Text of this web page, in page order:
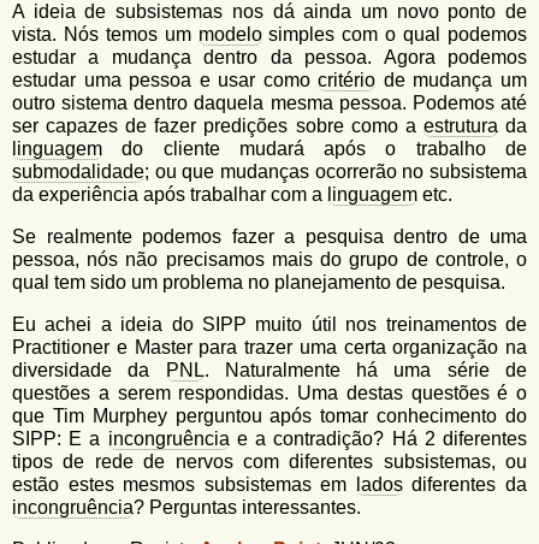
A ideia de subsistemas nos dá ainda um novo ponto de
vista. Nós temos um modelosimples com o qual podemos
estudar a mudança dentro da pessoa. Agora podemos
estudar uma pessoa e usar comocritério de mudança um
outro sistema dentro daquela mesma pessoa. Podemos até
ser capazes de fazer predições sobre como a estruturada
linguagem do cliente mudará após o trabalho de
submodalidade; ou que mudanças ocorrerão no subsistema
da experiência após trabalhar com a linguagem etc.
Se realmente podemos fazer a pesquisa dentro de uma
pessoa, nós não precisamos mais do grupo de controle, o
qual tem sido um problema no planejamento de pesquisa.
Eu achei a ideia do SIPP muito útil nos treinamentos de
Practitioner e Master para trazer uma certa organização na
diversidade da
PNL. Naturalmente há uma série de
questões a serem respondidas. Uma destas questões é o
que Tim Murphey perguntou após tomar conhecimento do
SIPP: E a incongruência e a contradição? Há 2 diferentes
tipos de rede de nervos com diferentes subsistemas, ou
estão estes mesmos subsistemas em
ladosdiferentes da
incongruência? Perguntas interessantes.